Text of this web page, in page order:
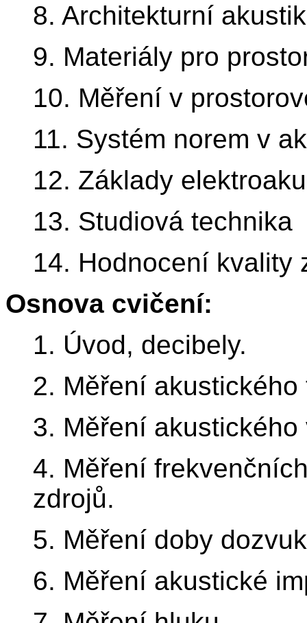
8. Architekturní
9. Materiály pro
10. Měření v
11. Systém norem v
12. Základy
13. Studiová technika
14. Hodnocení kvality
Osnova cvičení:
1. Úvod, decibely.
2. Měření
3. Měření akustického
4. Měření
zdrojů.
5. Měření doby
6. Měření akustické